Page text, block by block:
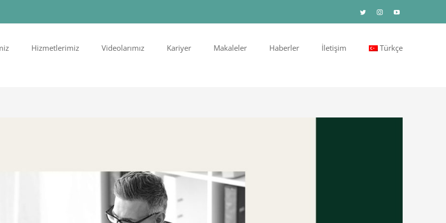
TwitterInstagramYouTube
Hizmetlerimiz Videolarımız Kariyer Makaleler Haberler İletişim Türkçe